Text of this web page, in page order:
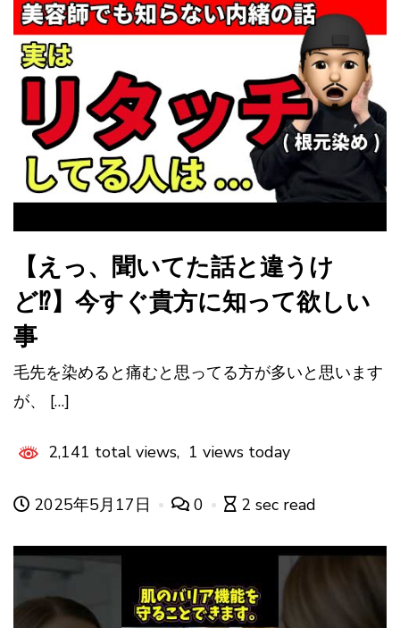
【えっ、聞いてた話と違うけ
ど⁉︎】今すぐ貴方に知って欲しい
事
毛先を染めると痛むと思ってる方が多いと思います
が、 […]
2,141 total views, 1 views today
2025年5月17日 0 2 sec read